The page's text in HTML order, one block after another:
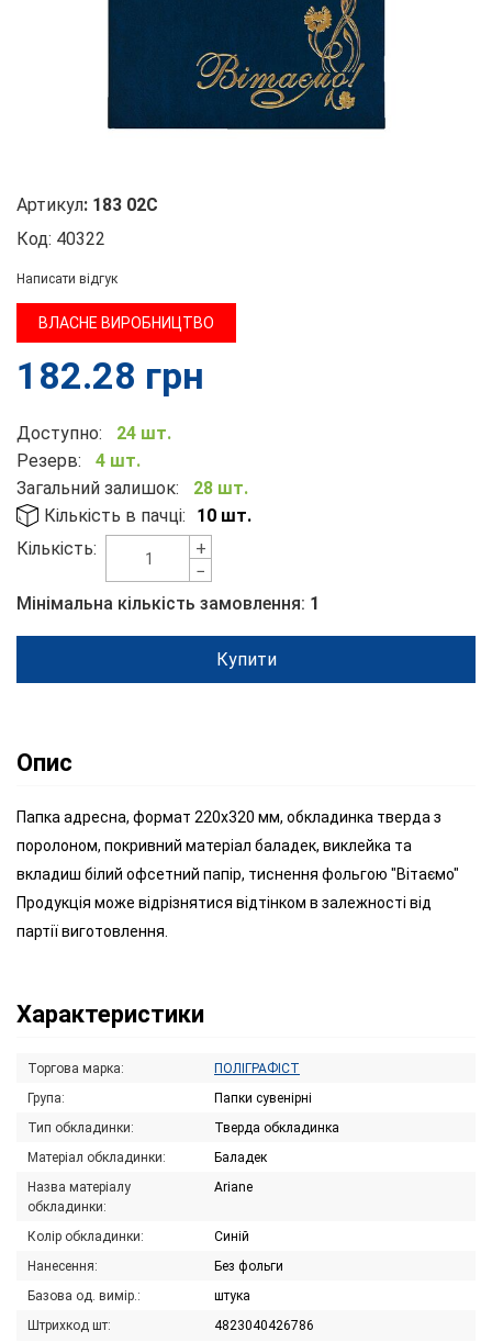
Артикул: 183 02С
Код: 40322
Написати відгук
ВЛАСНЕ ВИРОБНИЦТВО
182.28 грн
Доступно:
24 шт.
Резерв:
4 шт.
Загальний залишок:
28 шт.
Кількість в пачці:
10 шт.
Кількість:
+
−
Мінімальна кількість замовлення: 1
Купити
Опис
Папка адресна, формат 220х320 мм, обкладинка тверда з
поролоном, покривний матеріал баладек, виклейка та
вкладиш білий офсетний папір, тиснення фольгою "Вітаємо"
Продукція може відрізнятися відтінком в залежності від
партії виготовлення.
Характеристики
Торгова марка:
ПОЛІГРАФІСТ
Група:
Папки сувенірні
Тип обкладинки:
Тверда обкладинка
Матеріал обкладинки:
Баладек
Назва матеріалу
обкладинки:
Ariane
Колір обкладинки:
Синій
Нанесення:
Без фольги
Базова од. вимір.:
штука
Штрихкод шт:
4823040426786